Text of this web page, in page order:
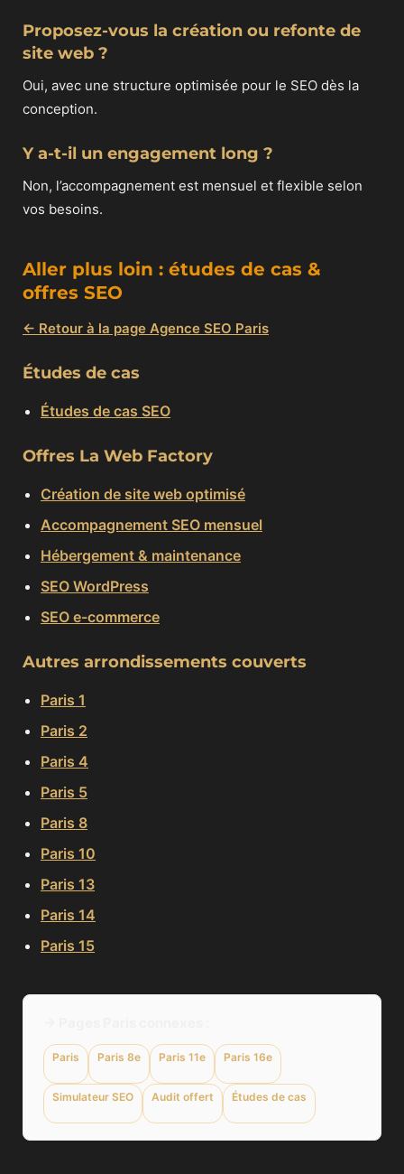
Proposez-vous la création ou refonte de
site web ?
Oui, avec une structure optimisée pour le SEO dès la
conception.
Y a-t-il un engagement long ?
Non, l’accompagnement est mensuel et flexible selon
vos besoins.
Aller plus loin : études de cas &
offres SEO
← Retour à la page Agence SEO Paris
Études de cas
Études de cas SEO
Offres La Web Factory
Création de site web optimisé
Accompagnement SEO mensuel
Hébergement & maintenance
SEO WordPress
SEO e-commerce
Autres arrondissements couverts
Paris 1
Paris 2
Paris 4
Paris 5
Paris 8
Paris 10
Paris 13
Paris 14
Paris 15
Paris Paris 8e Paris 11e Paris 16e
Simulateur SEO Audit offert Études de cas